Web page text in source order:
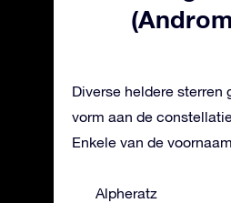
Diverse heldere sterren
vorm aan de
Enkele van de
Alpheratz